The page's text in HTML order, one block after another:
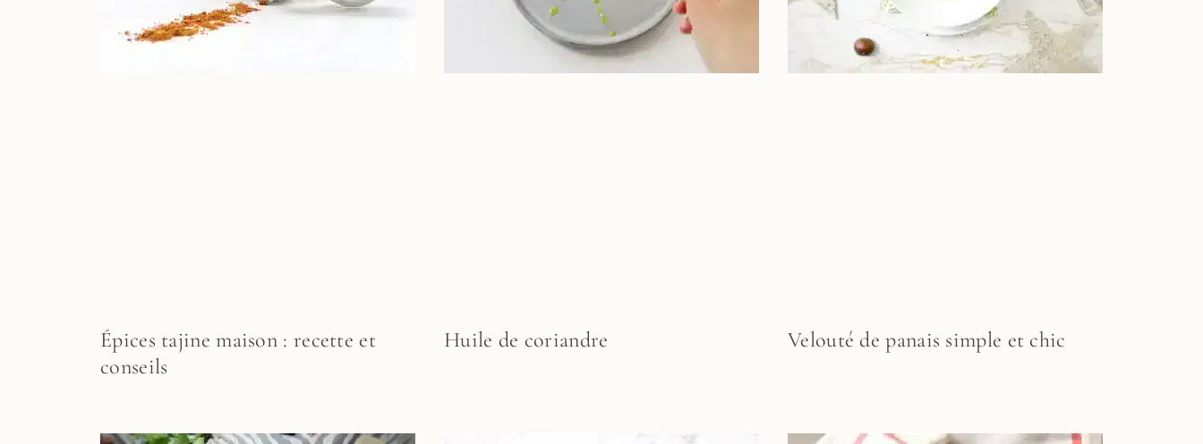
Épices tajine maison : recette et
conseils
Huile de coriandre Velouté de panais simple et chic